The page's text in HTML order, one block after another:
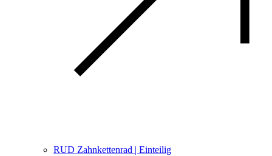
RUD Zahnkettenrad | Einteilig